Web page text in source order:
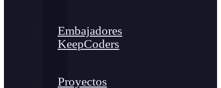
Embajadores
KeepCoders
Proyectos